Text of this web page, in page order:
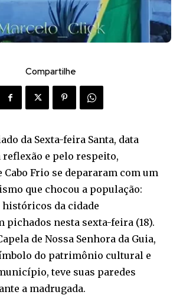
Compartilhe
da Sexta-feira Santa, data
reflexão e pelo respeito,
Cabo Frio se depararam com um
que chocou a população:
da cidade
pichados nesta sexta-feira (18).
de Nossa Senhora da Guia,
do patrimônio cultural e
teve suas paredes
a madrugada.